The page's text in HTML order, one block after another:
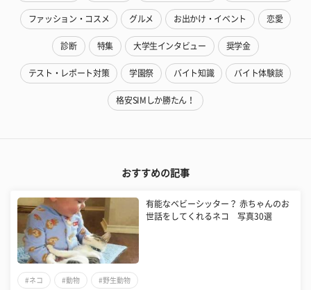
ファッション・コスメ グルメ お出かけ・イベント 恋愛
診断 特集 大学生インタビュー 奨学金
テスト・レポート対策 学園祭 バイト知識 バイト体験談
格安SIMしか勝たん！
おすすめの記事
有能なベビーシッター？ 赤ちゃんのお
世話をしてくれるネコ 写真30選
#ネコ #動物 #野生動物